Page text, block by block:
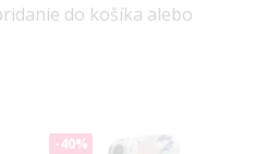
do košíka alebo
-40%